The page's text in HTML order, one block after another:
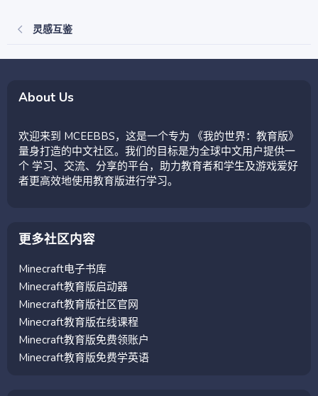
灵感互鉴
About Us
欢迎来到 MCEEBBS，这是一个专为 《我的世界：教育版》
量身打造的中文社区。我们的目标是为全球中文用户提供一
个 学习、交流、分享的平台，助力教育者和学生及游戏爱好
者更高效地使用教育版进行学习。
更多社区内容
Minecraft电子书库
Minecraft教育版启动器
Minecraft教育版社区官网
Minecraft教育版在线课程
Minecraft教育版免费领账户
Minecraft教育版免费学英语